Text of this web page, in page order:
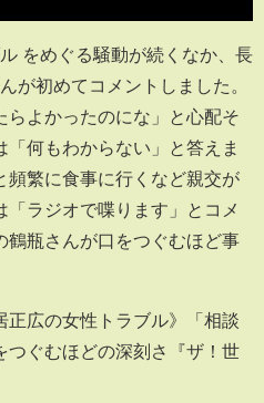
をめぐる騒動が続くなか、長
が初めてコメントしました。
らよかったのにな」と心配そ
「何もわからない」と答えま
頻繁に食事に行くなど親交が
ラジオで喋ります」とコメ
鶴瓶さんが口をつぐむほど事
広の女性トラブル》「相談
ぐむほどの深刻さ『ザ！世